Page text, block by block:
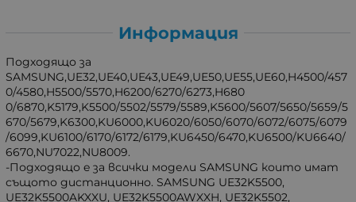
Информация
Подходящо за
SAMSUNG,UE32,UE40,UE43,UE49,UE50,UE55,UE60,H4500/457
0/4580,H5500/5570,H6200/6270/6273,H680
0/6870,K5179,K5500/5502/5579/5589,K5600/5607/5650/5659/5
670/5679,K6300,KU6000,KU6020/6050/6070/6072/6075/6079
/6099,KU6100/6170/6172/6179,KU6450/6470,KU6500/KU6640/
6670,NU7022,NU8009.
-Подходящо e за всички модели SAMSUNG които имат
същото дистанционно. SAMSUNG UE32K5500,
UE32K5500AKXXU, UE32K5500AWXXH, UE32K5502,